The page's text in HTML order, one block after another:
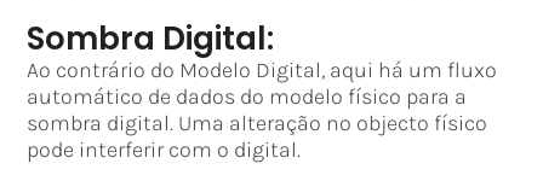
Sombra Digital:
Ao contrário do Modelo Digital, aqui há um fluxo
automático de dados do modelo físico para a
sombra digital. Uma alteração no objecto físico
pode interferir com o digital.